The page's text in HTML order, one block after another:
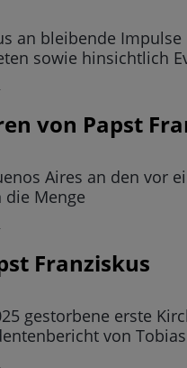
an bleibende
sowie hinsichtlich
von Papst
Aires an den vor
die Menge
Franziskus
gestorbene erste
von